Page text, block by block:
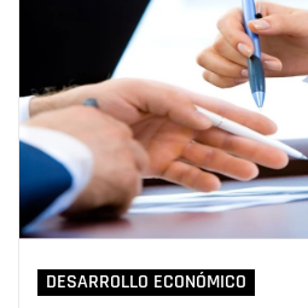
DESARROLLO ECONÓMICO